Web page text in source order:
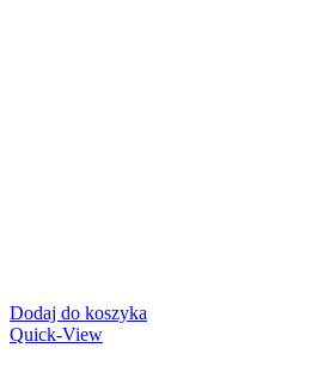
Dodaj do koszyka
Quick-View